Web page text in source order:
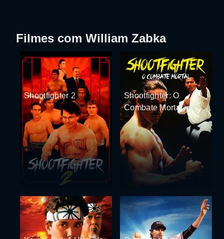
Filmes com William Zabka
Shootfighter 2
Shootfighter: O
Combate Mortal